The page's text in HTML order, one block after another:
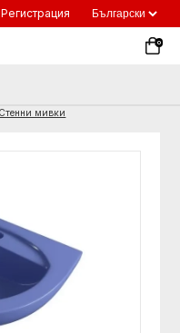
0
Стенни мивки